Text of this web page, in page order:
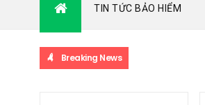
TIN TỨC BẢO HIỂM
Breaking News